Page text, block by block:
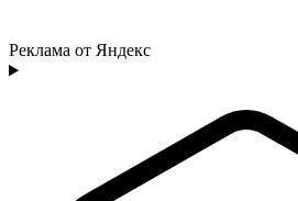
Реклама от Яндекс